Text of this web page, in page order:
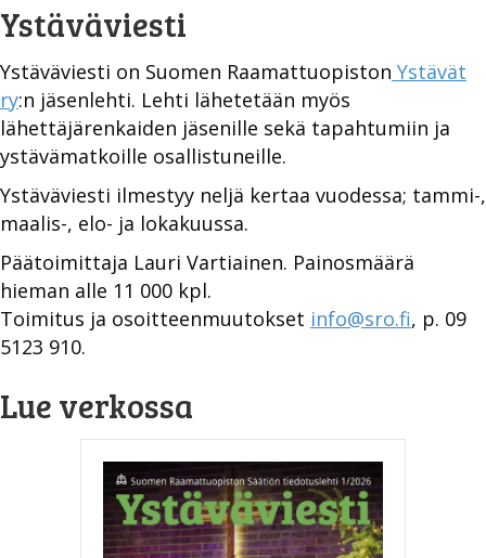
Ystäväviesti
Ystäväviesti on Suomen Raamattuopiston Ystävät
ry:n jäsenlehti. Lehti lähetetään myös
lähettäjärenkaiden jäsenille sekä tapahtumiin ja
ystävämatkoille osallistuneille.
Ystäväviesti ilmestyy neljä kertaa vuodessa; tammi-,
maalis-, elo- ja lokakuussa.
Päätoimittaja Lauri Vartiainen. Painosmäärä
hieman alle 11 000 kpl.
Toimitus ja osoitteenmuutokset info@sro.fi, p. 09
5123 910.
Lue verkossa